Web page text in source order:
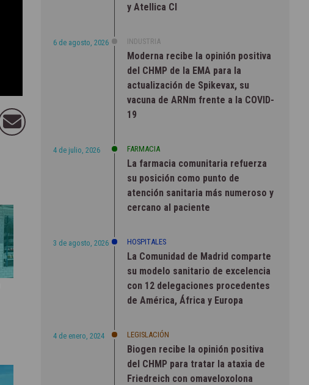
y Atellica CI
6 de agosto, 2026 INDUSTRIA
Moderna recibe la opinión positiva
del CHMP de la EMA para la
actualización de Spikevax, su
vacuna de ARNm frente a la COVID-
19
4 de julio, 2026 FARMACIA
La farmacia comunitaria refuerza
su posición como punto de
atención sanitaria más numeroso y
cercano al paciente
3 de agosto, 2026 HOSPITALES
La Comunidad de Madrid comparte
su modelo sanitario de excelencia
con 12 delegaciones procedentes
de América, África y Europa
4 de enero, 2024 LEGISLACIÓN
Biogen recibe la opinión positiva
del CHMP para tratar la ataxia de
Friedreich con omaveloxolona